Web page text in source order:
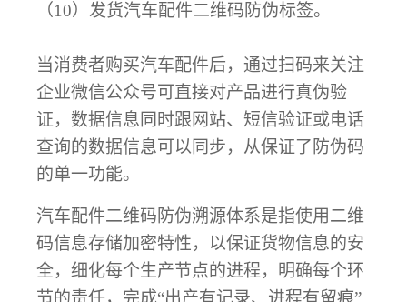
（10）发货汽车配件二维码防伪标签。
当消费者购买汽车配件后，通过扫码来关注
企业微信公众号可直接对产品进行真伪验
证，数据信息同时跟网站、短信验证或电话
查询的数据信息可以同步，从保证了防伪码
的单一功能。
汽车配件二维码防伪溯源体系是指使用二维
码信息存储加密特性，以保证货物信息的安
全，细化每个生产节点的进程，明确每个环